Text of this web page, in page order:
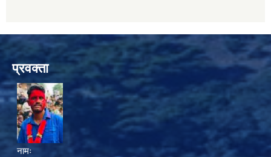
प्रवक्ता
नामः